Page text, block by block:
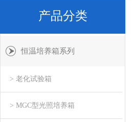
产品分类
恒温培养箱系列
> 老化试验箱
> MGC型光照培养箱